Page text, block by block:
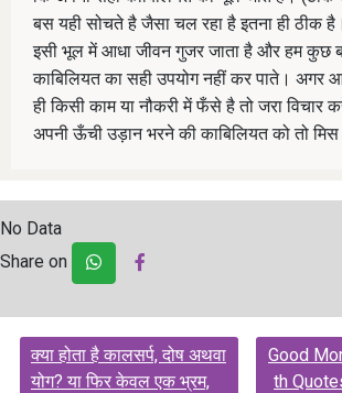
बस यही सोचते है जैसा चल रहा है इतना ही ठीक है।
इसी भूल में आधा जीवन गुजर जाता है और हम कुछ
काबिलियत का सही उपयोग नहीं कर पाते। अगर
ही किसी काम या नौकरी में फँसे है तो जरा विचार
अपनी ऊँची उड़ान भरने की काबिलियत को तो
No Data
Share on
Post
navigation
क्या होता है कालसर्प, दोष अथवा
योग? या फिर केवल एक भ्रम,
Good
th